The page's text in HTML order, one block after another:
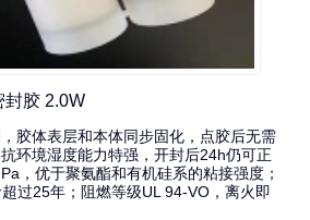
封胶 2.0W
胶体表层和本体同步固化，点胶后无需
环境湿度能力特强，开封后24h仍可正
，优于聚氨酯和有机硅系的粘接强度；
过25年；阻燃等级UL 94-VO，离火即